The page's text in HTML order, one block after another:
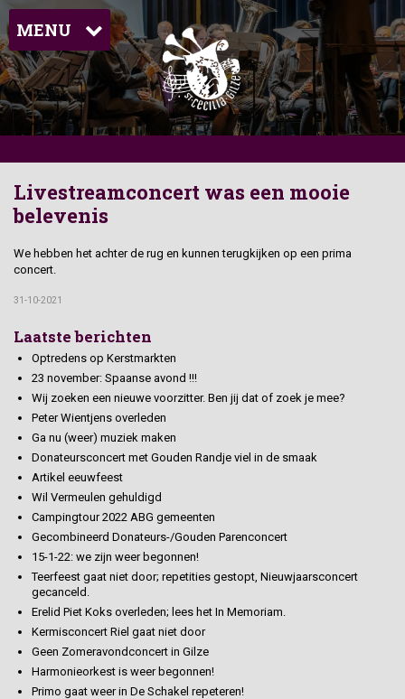
MENU
Livestreamconcert was een mooie
belevenis
We hebben het achter de rug en kunnen terugkijken op een prima
concert.
31-10-2021
Laatste berichten
Optredens op Kerstmarkten
23 november: Spaanse avond !!!
Wij zoeken een nieuwe voorzitter. Ben jij dat of zoek je mee?
Peter Wientjens overleden
Ga nu (weer) muziek maken
Donateursconcert met Gouden Randje viel in de smaak
Artikel eeuwfeest
Wil Vermeulen gehuldigd
Campingtour 2022 ABG gemeenten
Gecombineerd Donateurs-/Gouden Parenconcert
15-1-22: we zijn weer begonnen!
Teerfeest gaat niet door; repetities gestopt, Nieuwjaarsconcert
gecanceld.
Erelid Piet Koks overleden; lees het In Memoriam.
Kermisconcert Riel gaat niet door
Geen Zomeravondconcert in Gilze
Harmonieorkest is weer begonnen!
Primo gaat weer in De Schakel repeteren!